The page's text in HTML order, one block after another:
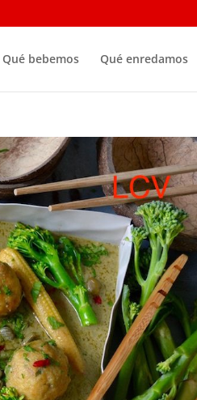
Qué bebemos Qué enredamos